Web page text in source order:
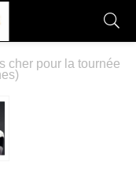
cher pour la tournée